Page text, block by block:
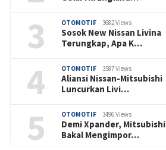
3 OTOMOTIF 3682 Views
Sosok New Nissan Livina
Terungkap, Apa K…
4 OTOMOTIF 3587 Views
Aliansi Nissan-Mitsubishi
Luncurkan Livi…
5 OTOMOTIF 3496 Views
Demi Xpander, Mitsubishi
Bakal Mengimpor…